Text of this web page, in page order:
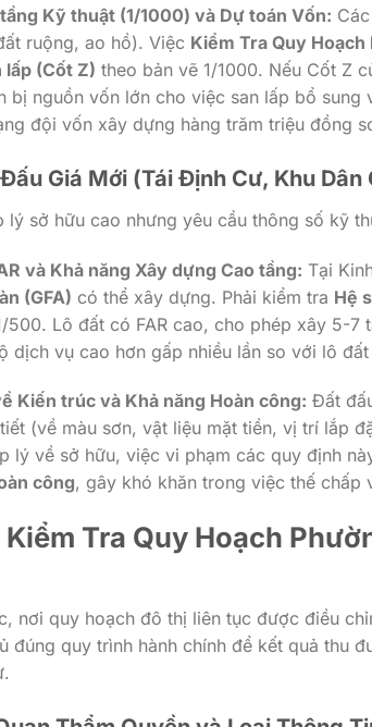
Kỹ thuật (1/1000) và Dự toán Vốn:
ruộng, ao hồ). Việc Kiểm Tra Quy
lấp (Cốt Z) theo bản vẽ 1/1000. Nếu Cốt Z
bị nguồn vốn lớn cho việc san lấp bổ sung
đội vốn xây dựng hàng trăm triệu đồng
Giá Mới (Tái Định Cư, Khu Dân
sở hữu cao nhưng yêu cầu thông số kỹ
và Khả năng Xây dựng Cao tầng: Tại
(GFA) có thể xây dựng. Phải kiểm tra Hệ
500. Lô đất có FAR cao, cho phép xây 5-7
dịch vụ cao hơn gấp nhiều lần so với lô
Kiến trúc và Khả năng Hoàn công: Đất
(về màu sơn, vật liệu mặt tiền, vị trí lắp
lý về sở hữu, việc vi phạm các quy định
công, gây khó khăn trong việc thế chấp
Tra Quy Hoạch
nơi quy hoạch đô thị liên tục được điều
đúng quy trình hành chính để kết quả thu